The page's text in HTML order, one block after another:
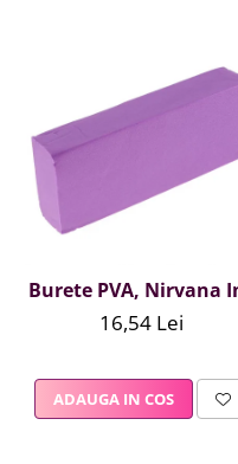
Burete PVA, Nirvana
16,54 Lei
ADAUGA IN COS